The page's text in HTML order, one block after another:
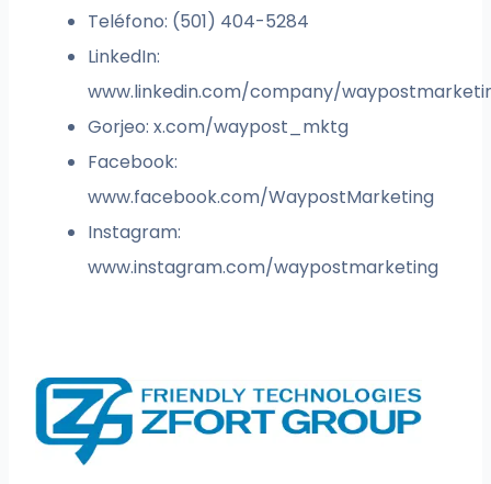
Teléfono: (501) 404-5284
LinkedIn:
www.linkedin.com/company/
Gorjeo: x.com/waypost_mktg
Facebook:
www.facebook.com/WaypostMarketing
Instagram:
www.instagram.com/waypostmarketing